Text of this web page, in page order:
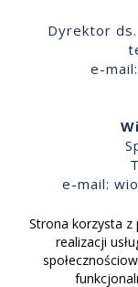
Dyrektor
e-mail:
e-mail:
Strona korzysta z
realizacji